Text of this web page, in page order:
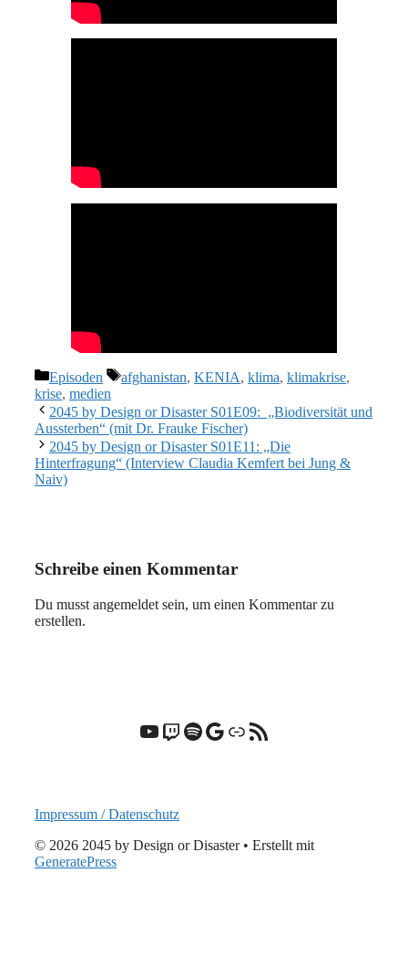
Kategorien
Episoden Schlagwörter
afghanistan, KENIA, klima, klimakrise,
krise, medien
2045 by Design or Disaster S01E09: „Biodiversität und
Aussterben“ (mit Dr. Frauke Fischer)
2045 by Design or Disaster S01E11: „Die
Hinterfragung“ (Interview Claudia Kemfert bei Jung &
Naiv)
Schreibe einen Kommentar
Du musst angemeldet sein, um einen Kommentar zu
erstellen.
YouTube
Twitch
Spotify
Google
Link
RSS-Feed
Impressum / Datenschutz
© 2026 2045 by Design or Disaster• Erstellt mit
GeneratePress